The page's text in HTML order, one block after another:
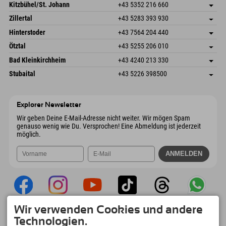
Dorfstr. 127b
6793 Gaschurn/Montafon
Österreich
Adresse speichern
Anreiseinfos
Buchen
Kitzbühel/St. Johann +43 5352 216 660
Speckbacherstraße 87
Österreich
Adresse speichern
Buchen
Zillertal +43 5283 393 930
Schmiedau 2
6272 Kaltenbach im Zillertal
Österreich
Adresse speichern
Anreiseinfos
Buchen
Hinterstoder +43 7564 204 440
Freizeitpark 10
Österreich
Adresse speichern
Buchen
Ötztal +43 5255 206 010
Gscheat 14
6441 Umhausen
Österreich
Adresse speichern
Anreiseinfos
Buchen
Bad Kleinkirchheim +43 4240 213 330
Dorfstraße 24
Adresse speichern
Stubaital +43 5226 398500
Explorer Newsletter
Wir geben Deine E-Mail-Adresse nicht weiter. Wir mögen Spam
genauso wenig wie Du. Versprochen! Eine Abmeldung ist jederzeit
möglich.
Explorer App
Wir verwenden Cookies und andere
Technologien.